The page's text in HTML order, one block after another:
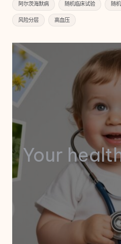
阿尔茨海默病 随机临床试验 随
风险分层 高血压
Your